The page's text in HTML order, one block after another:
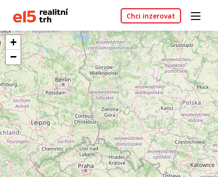
Chci inzerovat
+
−